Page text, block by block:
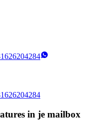
in je mailbox